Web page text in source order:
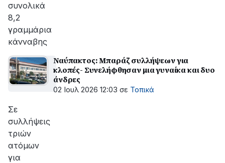
συνολικά
8,2
γραμμάρια
κάνναβης
Ναύπακτος: Μπαράζ συλλήψεων για
κλοπές- Συνελήφθησαν μια γυναίκα και δυο
άνδρες
02 Ιουλ 2026 12:03 σε Τοπικά
Σε
συλλήψεις
τριών
ατόμων
για